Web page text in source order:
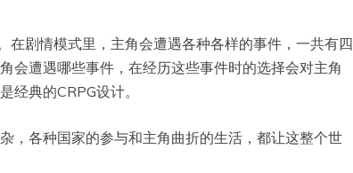
在剧情模式里，主角会遭遇各种各样的事件，一共有四
会遭遇哪些事件，在经历这些事件时的选择会对主角
经典的CRPG设计。
，各种国家的参与和主角曲折的生活，都让这整个世